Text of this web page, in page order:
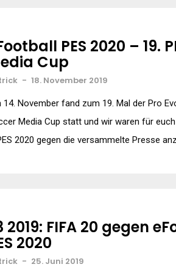
PES 2020 – 19.
Cup
- 18. November 2019
14. November fand zum 19. Mal der Pro
Media Cup statt und wir waren für
2020 gegen die versammelte Presse
2019: FIFA 20 gegen
2020
- 25. Juni 2019